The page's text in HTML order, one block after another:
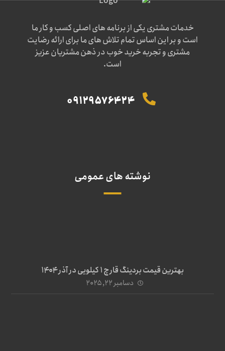
خدمات مشتری یکی از برنامه های اصلی کسب و کار ما
است و بر این اساس تمام تلاش های ما برای ارائه رضایت
مشتری و تجربه خرید خوب در ذهن مشتریان عزیز
است.
09129576424
نوشته های عمومی
بهترین قیمت بردینگ قارچ 1 کیلویی در آذر ۱۴۰۴
دسامبر ۲۲, ۲۰۲۵